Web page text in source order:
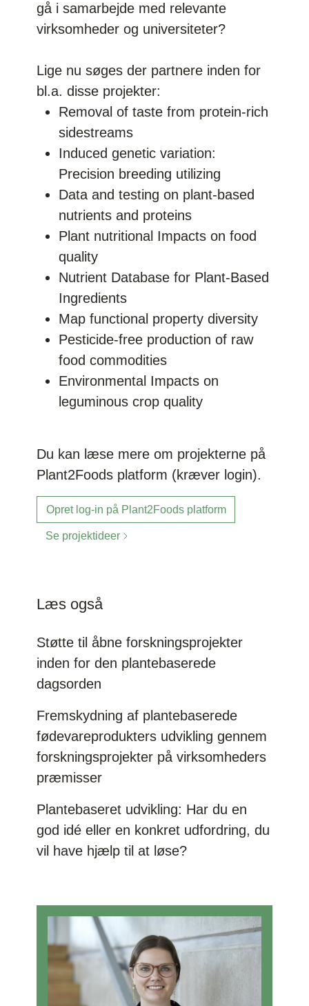
gå i samarbejde med relevante
virksomheder og universiteter?
Lige nu søges der partnere inden for
bl.a. disse projekter:
Removal of taste from protein-rich
sidestreams
Induced genetic variation:
Precision breeding utilizing
Data and testing on plant-based
nutrients and proteins
Plant nutritional Impacts on food
quality
Nutrient Database for Plant-Based
Ingredients
Map functional property diversity
Pesticide-free production of raw
food commodities
Environmental Impacts on
leguminous crop quality
Du kan læse mere om projekterne på
Plant2Foods platform (kræver login).
Opret log-in på Plant2Foods platform
Se projektideer
Læs også
Støtte til åbne forskningsprojekter
inden for den plantebaserede
dagsorden
Fremskydning af plantebaserede
fødevareprodukters udvikling gennem
forskningsprojekter på virksomheders
præmisser
Plantebaseret udvikling: Har du en
god idé eller en konkret udfordring, du
vil have hjælp til at løse?